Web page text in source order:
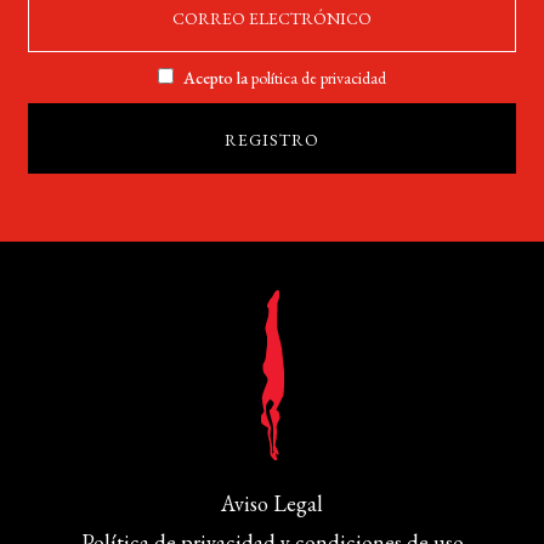
Acepto lapolítica de privacidad
Aviso Legal